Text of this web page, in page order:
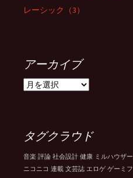
レーシック（3）
アーカイブ
ア
ブ
タグクラウド
音楽 評論 社会設計 健康 ミルハウザー
ニコニコ 連載 文芸誌 エロゲ ゲーミフ